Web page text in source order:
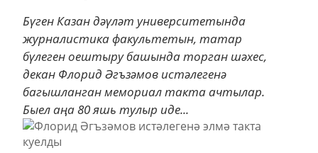
Бүген Казан дәүләт университетында
журналистика факультетын, татар
бүлеген оештыру башында торган шәхес,
декан Флорид Әгъзәмов истәлегенә
багышланган мемориал такта ачтылар.
Быел аңа 80 яшь тулыр иде...